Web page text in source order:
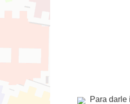
Para darle